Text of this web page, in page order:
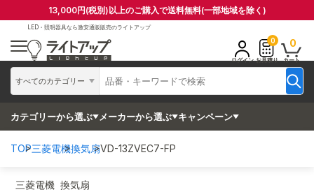
13,000円(税別)以上のご購入で送料無料(一部地域を除く)
LED・照明器具なら激安通販販売のライトアップ
すべてのカテゴリー
ログイン
0
お見積り
0
カート
カテゴリーから選ぶ メーカーから選ぶ キャンペーン
TOP三菱電機換気扇VD-13ZVEC7-FP
三菱電機 換気扇